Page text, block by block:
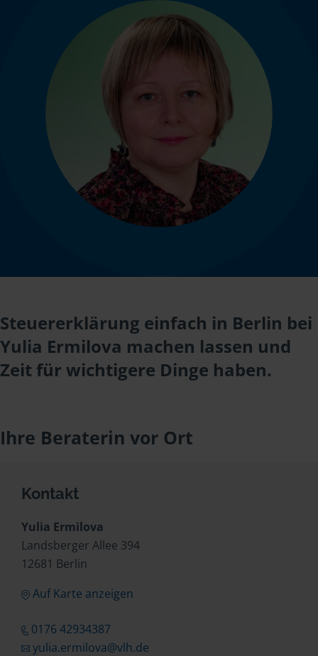
Steuererklärung einfach in Berlin bei
Yulia Ermilova machen lassen und
Zeit für wichtigere Dinge haben.
Ihre Beraterin vor Ort
Kontakt
Yulia Ermilova
Landsberger Allee 394
12681 Berlin
Auf Karte anzeigen
0176 42934387
yulia.ermilova@vlh.de